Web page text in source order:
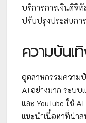
บริการการเงินดิจิทั
ปรับปรุงประสบกา
ความบันเ
อุตสาหกรรมความ
AI อย่างมาก ระบบ
และ YouTube ใช้
แนะนำเนื้อหาที่น่าส